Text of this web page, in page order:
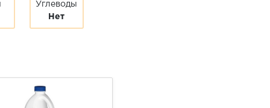
Углеводы
Нет